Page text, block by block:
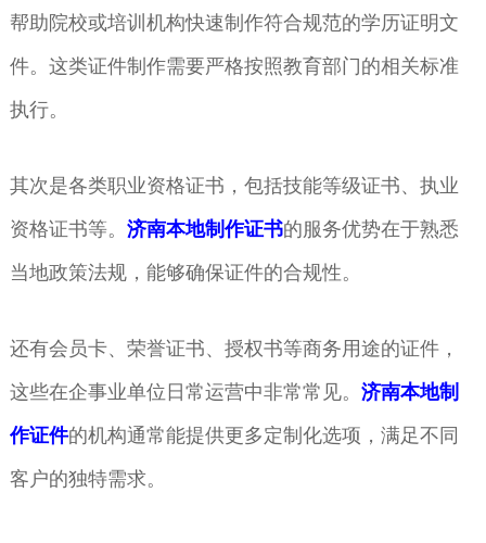
帮助院校或培训机构快速制作符合规范的学历证明文
件。这类证件制作需要严格按照教育部门的相关标准
执行。
其次是各类职业资格证书，包括技能等级证书、执业
资格证书等。 济南本地制作证书的服务优势在于熟悉
当地政策法规，能够确保证件的合规性。
还有会员卡、荣誉证书、授权书等商务用途的证件，
这些在企事业单位日常运营中非常常见。 济南本地制
作证件的机构通常能提供更多定制化选项，满足不同
客户的独特需求。